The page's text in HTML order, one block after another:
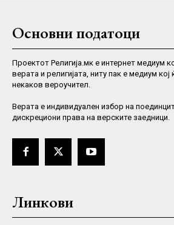
Основни податоци
Проектот Религија.мк е интернет медиум
верата и религијата, ниту пак е медиум
некаков вероучител.
Верaта е индивидуален избор на
дискрециони права на верските заедници.
Линкови